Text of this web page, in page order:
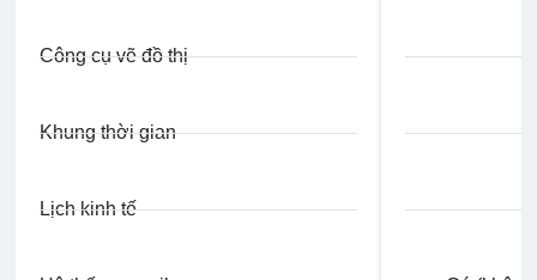
Công cụ vẽ đồ thị
Khung thời gian
Lịch kinh tế